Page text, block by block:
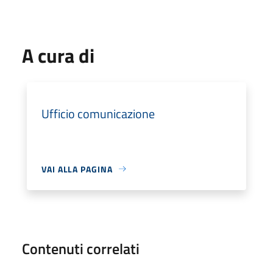
A cura di
Ufficio comunicazione
VAI ALLA PAGINA
Contenuti correlati